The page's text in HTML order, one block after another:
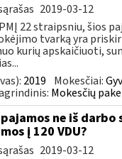
2019-03-12
22 straipsniu, šios
tvarką yra
kurių apskaičiuoti,
2019 Mokesčiai:
Mokesčių
ne iš
į 120 VDU?
2019-03-12